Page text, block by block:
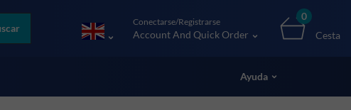
Conectarse/Registrarse
Account And Quick Order
0
Cesta
Ayuda